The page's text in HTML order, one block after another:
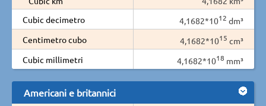
Cubic decimetro
4,1682*1012 dm³
Centimetro cubo
4,1682*1015 cm³
Cubic millimetri
4,1682*1018 mm³
Americani e britannici